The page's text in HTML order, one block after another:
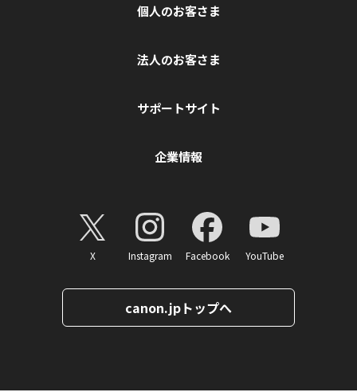
個人のお客さま
法人のお客さま
サポートサイト
企業情報
X Instagram Facebook YouTube
canon.jpトップへ